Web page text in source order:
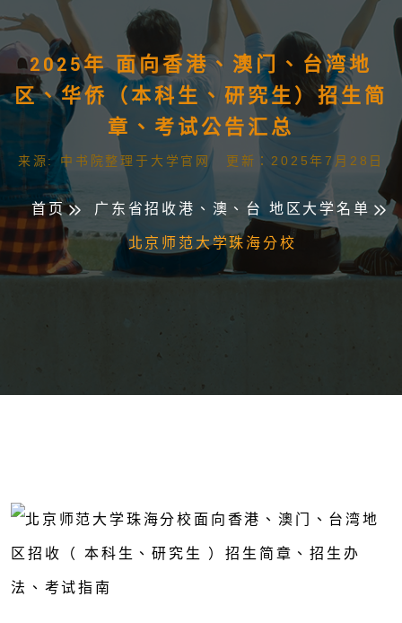
2025年 面向香港、澳门、台湾地
区、华侨（本科生、研究生）招生简
章、考试公告汇总
来源: 中书院整理于大学官网 更新：2025年7月28日
首页 广东省招收港、澳、台 地区大学名单
北京师范大学珠海分校